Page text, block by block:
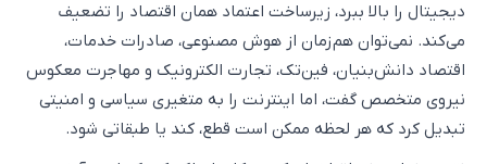
دیجیتال را بالا ببرد، زیرساخت اعتماد همان اقتصاد را تضعیف
می‌کند. نمی‌توان هم‌زمان از هوش مصنوعی، صادرات خدمات،
اقتصاد دانش‌بنیان، فین‌تک، تجارت الکترونیک و مهاجرت معکوس
نیروی متخصص گفت، اما اینترنت را به متغیری سیاسی و امنیتی
تبدیل کرد که هر لحظه ممکن است قطع، کند یا طبقاتی شود.